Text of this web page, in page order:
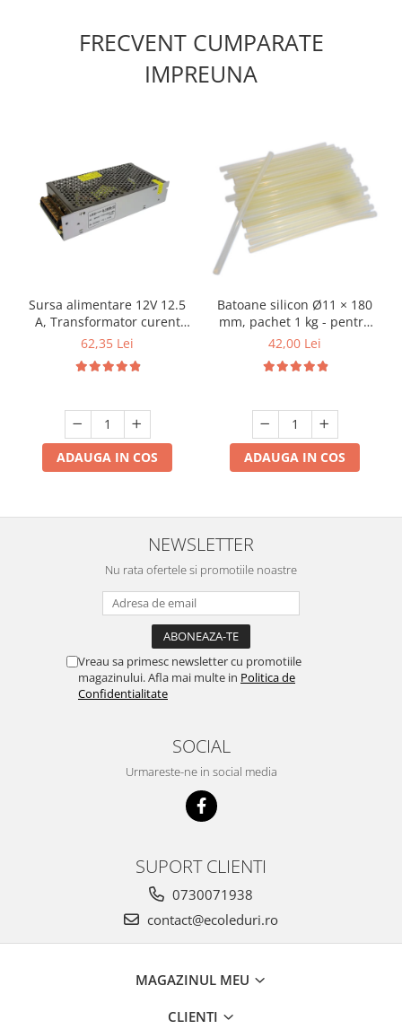
FRECVENT CUMPARATE
IMPREUNA
Sursa alimentare 12V 12.5
A, Transformator curent
220V - 12V
62,35 Lei
ADAUGA IN COS
Batoane silicon Ø11 × 180
mm, pachet 1 kg - pentru
pistoale de lipit la cald
42,00 Lei
ADAUGA IN COS
NEWSLETTER
Nu rata ofertele si promotiile noastre
Vreau sa primesc newsletter cu promotiile
magazinului. Afla mai multe in Politica de
Confidentialitate
SOCIAL
Urmareste-ne in social media
SUPORT CLIENTI
0730071938
contact@ecoleduri.ro
MAGAZINUL MEU
CLIENTI